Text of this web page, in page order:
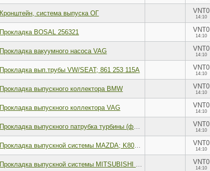
Кронштейн, система выпуска ОГ VNT0
14:10
Прокладка BOSAL 256321 VNT0
14:10
Прокладка вакуумного насоса VAG VNT0
14:10
Прокладка вып.трубы VW/SEAT; 861 253 115A VNT0
14:10
Прокладка выпускного коллектора BMW VNT0
14:10
Прокладка выпускного коллектора VAG VNT0
14:10
Прокладка выпускного патрубка турбины (фигурная) FOTON VNT0
14:10
Прокладка выпускной системы MAZDA; K801-40-450 VNT0
14:10
Прокладка выпускной системы MITSUBISHI CARISMA,SPACE STAR; MR355121 VNT0
14:10